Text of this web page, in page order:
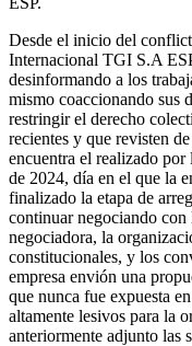
Desde el inicio del
Internacional TGI S.A
desinformando a los
mismo coaccionando sus
restringir el derecho
recientes y que revisten
encuentra el realizado
de 2024, día en el que la
finalizado la etapa de
continuar negociando con
negociadora, la
constitucionales, y los
empresa envión una
que nunca fue expuesta
altamente lesivos para la
anteriormente adjunto las